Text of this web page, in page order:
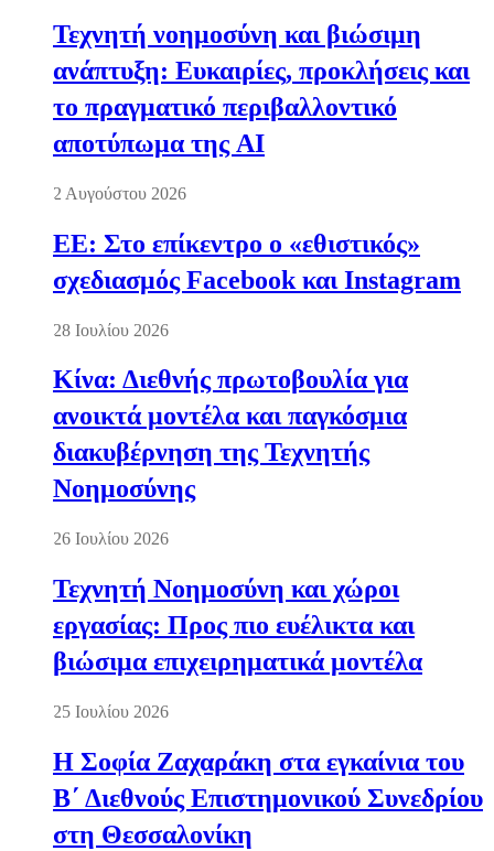
Τεχνητή νοημοσύνη και βιώσιμη
ανάπτυξη: Ευκαιρίες, προκλήσεις και
το πραγματικό περιβαλλοντικό
αποτύπωμα της AI
2 Αυγούστου 2026
ΕΕ: Στο επίκεντρο ο «εθιστικός»
σχεδιασμός Facebook και Instagram
28 Ιουλίου 2026
Κίνα: Διεθνής πρωτοβουλία για
ανοικτά μοντέλα και παγκόσμια
διακυβέρνηση της Τεχνητής
Νοημοσύνης
26 Ιουλίου 2026
Τεχνητή Νοημοσύνη και χώροι
εργασίας: Προς πιο ευέλικτα και
βιώσιμα επιχειρηματικά μοντέλα
25 Ιουλίου 2026
Η Σοφία Ζαχαράκη στα εγκαίνια του
Β΄ Διεθνούς Επιστημονικού Συνεδρίου
στη Θεσσαλονίκη